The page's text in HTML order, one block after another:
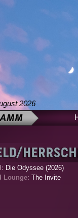
2026
Die Odyssee (2026)
Lounge: The Invite